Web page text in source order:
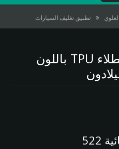
تطبيق تغليف السيارات
فيلم حماية الطلاء TPU باللون